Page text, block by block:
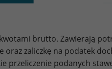
brutto. Zawierają
oraz zaliczkę na podatek
przeliczenie podanych